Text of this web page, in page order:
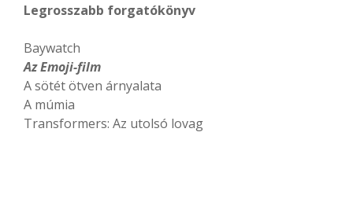
Legrosszabb forgatókönyv
Baywatch
Az Emoji-film
A sötét ötven árnyalata
A múmia
Transformers: Az utolsó lovag